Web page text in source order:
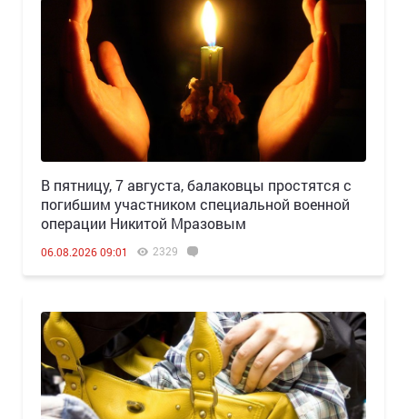
В пятницу, 7 августа, балаковцы простятся с
погибшим участником специальной военной
операции Никитой Мразовым
06.08.2026 09:01 2329